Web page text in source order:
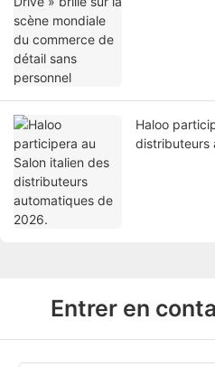
Haloo
distributeurs
Entrer en